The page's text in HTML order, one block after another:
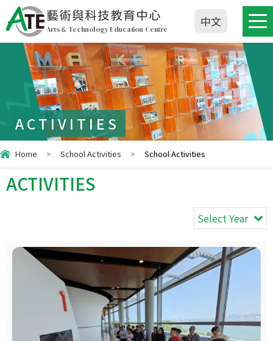
藝術與科技教育中心
Arts & Technology Education Centre
中文
ACTIVITIES
Home > School Activities > School Activities
ACTIVITIES
Select Year